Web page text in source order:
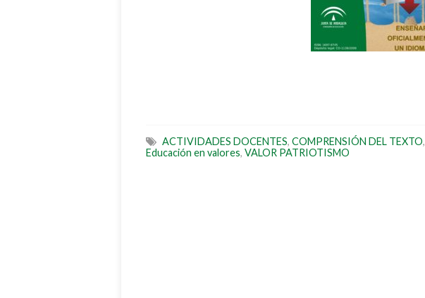
ACTIVIDADES DOCENTES, COMPRENSIÓN DEL TEXTO,
Educación en valores, VALOR PATRIOTISMO